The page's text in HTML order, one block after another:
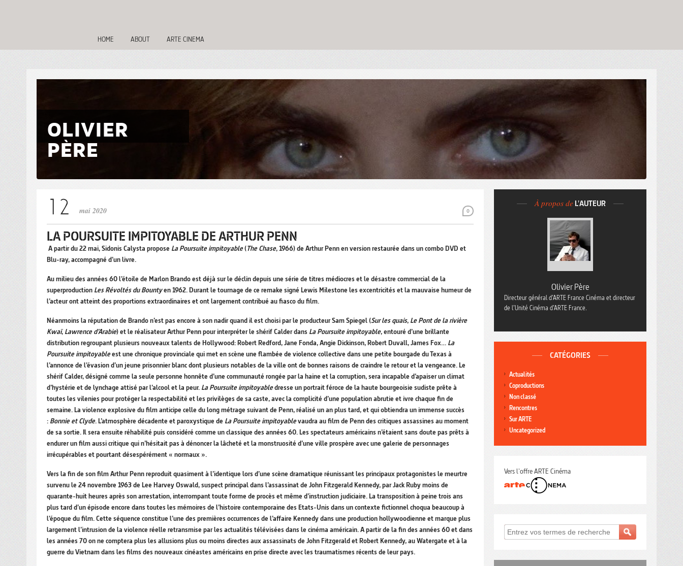
HOME ABOUT ARTE CINEMA
OLIVIER
PÈRE
0
mai 2020
LA POURSUITE IMPITOYABLE DE ARTHUR PENN
A partir du 22 mai, Sidonis Calysta propose La Poursuite impitoyable(The Chase, 1966) de Arthur Penn en version restaurée dans un combo DVD et
Blu-ray, accompagné d’un livre.
Au milieu des années 60 l’étoile de Marlon Brando est déjà sur le déclin depuis une série de titres médiocres et le désastre commercial de la
superproduction Les Révoltés du Bountyen 1962. Durant le tournage de ce remake signé Lewis Milestone les excentricités et la mauvaise humeur de
l’acteur ont atteint des proportions extraordinaires et ont largement contribué au fiasco du film.
Néanmoins la réputation de Brando n’est pas encore à son nadir quand il est choisi par le producteur Sam Spiegel (Sur les quais, Le Pont de la rivière
Kwaï, Lawrence d’Arabie) et le réalisateur Arthur Penn pour interpréter le shérif Calder dans La Poursuite impitoyable, entouré d’une brillante
distribution regroupant plusieurs nouveaux talents de Hollywood: Robert Redford, Jane Fonda, Angie Dickinson, Robert Duvall, James Fox… La
Poursuite impitoyableest une chronique provinciale qui met en scène une flambée de violence collective dans une petite bourgade du Texas à
l’annonce de l’évasion d’un jeune prisonnier blanc dont plusieurs notables de la ville ont de bonnes raisons de craindre le retour et la vengeance. Le
shérif Calder, désigné comme la seule personne honnête d’une communauté rongée par la haine et la corruption, sera incapable d’apaiser un climat
d’hystérie et de lynchage attisé par l’alcool et la peur. La Poursuite impitoyabledresse un portrait féroce de la haute bourgeoisie sudiste prête à
toutes les vilenies pour protéger la respectabilité et les privilèges de sa caste, avec la complicité d’une population abrutie et ivre chaque fin de
semaine. La violence explosive du film anticipe celle du long métrage suivant de Penn, réalisé un an plus tard, et qui obtiendra un immense succès
: Bonnie et Clyde. L’atmosphère décadente et paroxystique de La Poursuite impitoyablevaudra au film de Penn des critiques assassines au moment
de sa sortie. Il sera ensuite réhabilité puis considéré comme un classique des années 60. Les spectateurs américains n’étaient sans doute pas prêts à
endurer un film aussi critique qui n’hésitait pas à dénoncer la lâcheté et la monstruosité d’une ville prospère avec une galerie de personnages
irrécupérables et pourtant désespérément « normaux ».
Vers la fin de son film Arthur Penn reproduit quasiment à l’identique lors d’une scène dramatique réunissant les principaux protagonistes le meurtre
survenu le 24 novembre 1963 de Lee Harvey Oswald, suspect principal dans l’assassinat de John Fitzgerald Kennedy, par Jack Ruby moins de
quarante-huit heures après son arrestation, interrompant toute forme de procès et même d’instruction judiciaire. La transposition à peine trois ans
plus tard d’un épisode encore dans toutes les mémoires de l’histoire contemporaine des Etats-Unis dans un contexte fictionnel choqua beaucoup à
l’époque du film. Cette séquence constitue l’une des premières occurrences de l’affaire Kennedy dans une production hollywoodienne et marque plus
largement l’intrusion de la violence réelle retransmise par les actualités télévisées dans le cinéma américain. A partir de la fin des années 60 et dans
les années 70 on ne comptera plus les allusions plus ou moins directes aux assassinats de John Fitzgerald et Robert Kennedy, au Watergate et à la
guerre du Vietnam dans les films des nouveaux cinéastes américains en prise directe avec les traumatismes récents de leur pays.
À propos de L'AUTEUR
Olivier Père
Directeur général d’ARTE France Cinéma et directeur
de l’Unité Cinéma d’ARTE France.
CATÉGORIES
Actualités
Coproductions
Non classé
Rencontres
Sur ARTE
Uncategorized
Vers l'offre ARTE Cinéma